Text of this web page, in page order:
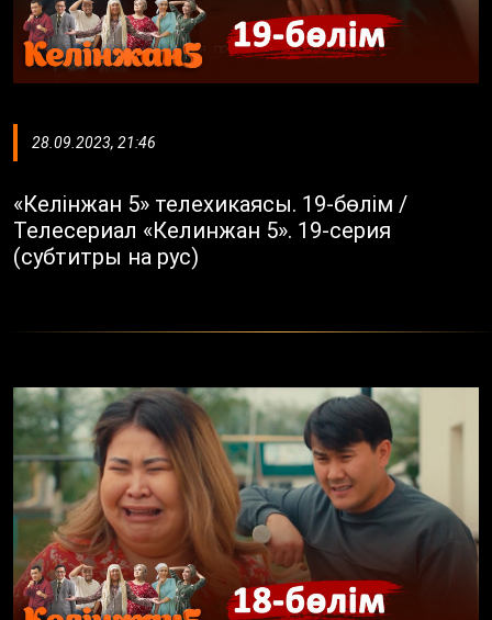
28.09.2023, 21:46
«Келінжан 5» телехикаясы. 19-бөлім /
Телесериал «Келинжан 5». 19-серия
(субтитры на рус)